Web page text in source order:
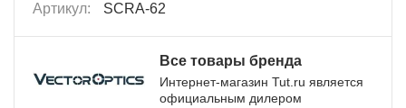
Артикул: SCRA-62
Все товары бренда
Интернет-магазин Tut.ru является
официальным дилером